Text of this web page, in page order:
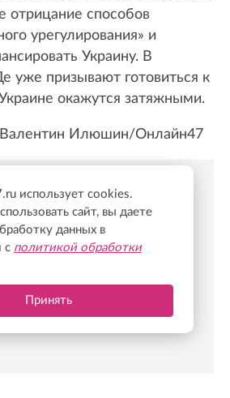
отрицание способов
урегулирования» и
Украину. В
уже призывают готовиться к
окажутся затяжными.
Илюшин/Онлайн47
в Telegram быстрее🚀
https://t.me/online47news
использует cookies.
сайт, вы даете
данных в
с политикой обработки
Принять